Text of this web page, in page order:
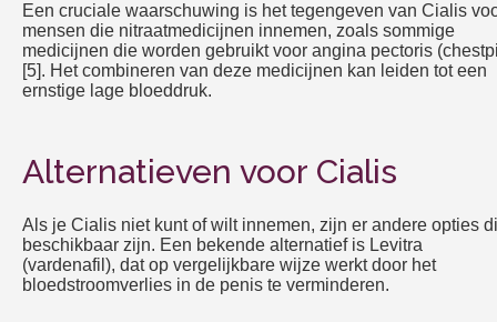
Een cruciale waarschuwing is het tegengeven van Cialis
mensen die nitraatmedicijnen innemen, zoals sommige
medicijnen die worden gebruikt voor angina pectoris
[5]. Het combineren van deze medicijnen kan leiden tot een
ernstige lage bloeddruk.
Alternatieven voor Cialis
Als je Cialis niet kunt of wilt innemen, zijn er andere opties
beschikbaar zijn. Een bekende alternatief is Levitra
(vardenafil), dat op vergelijkbare wijze werkt door het
bloedstroomverlies in de penis te verminderen.